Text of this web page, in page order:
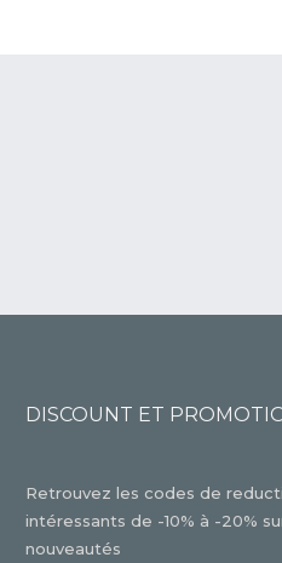
DISCOUNT ET
Retrouvez les codes de
intéressants de -10% à -20%
nouveautés